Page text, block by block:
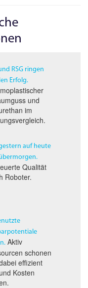
RSG ringen
Erfolg.
und
im
auf heute
Qualität
Roboter.
Aktiv
schonen
effizient
Kosten